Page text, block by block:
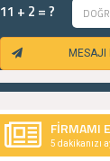
11 + 2 = ?
MESAJI
FİRMAMI
5 dakikanızı